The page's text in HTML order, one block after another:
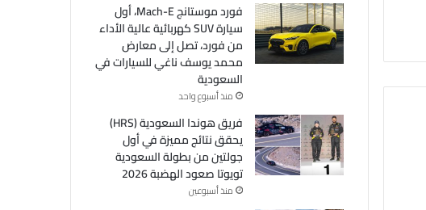
فورد موستانج Mach-E، أول
سيارة SUV كهربائية عالية الأداء
من فورد، تصل إلى معارض
محمد يوسف ناغي للسيارات في
السعودية
منذ أسبوع واحد
فريق هوندا السعودية (HRS)
يحقق نتائج مميزة في أول
جولتين من بطولة السعودية
تويوتا صعود الهضبة 2026
منذ أسبوعين